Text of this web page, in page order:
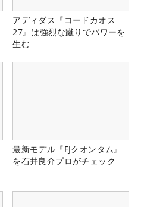
アディダス『コードカオス
27』は強烈な蹴りでパワーを
生む
最新モデル『FJクオンタム』
を石井良介プロがチェック